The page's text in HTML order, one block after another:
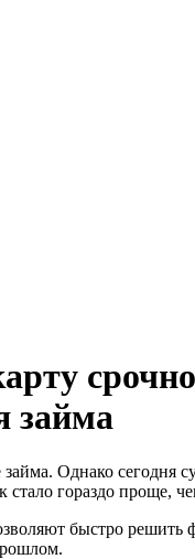
срочно
займа
займа. Однако
стало гораздо проще,
быстро решить